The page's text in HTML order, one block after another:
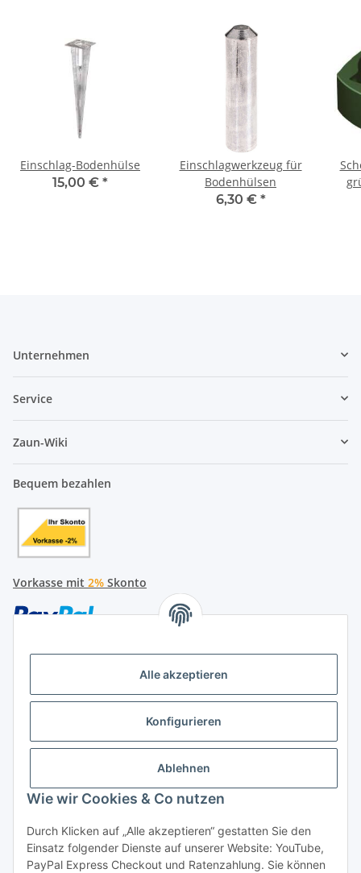
Alle akzeptieren
Konfigurieren
Ablehnen
Wie wir Cookies & Co nutzen
Durch Klicken auf „Alle akzeptieren“ gestatten Sie den
Einsatz folgender Dienste auf unserer Website: YouTube,
PayPal Express Checkout und Ratenzahlung. Sie können
Einschlag-Bodenhülse
15,00 € *
Einschlagwerkzeug für
Bodenhülsen
6,30 € *
Unternehmen
Service
Zaun-Wiki
Bequem bezahlen
Vorkasse mit 2% Skonto
Später bezahlen
Hersteller